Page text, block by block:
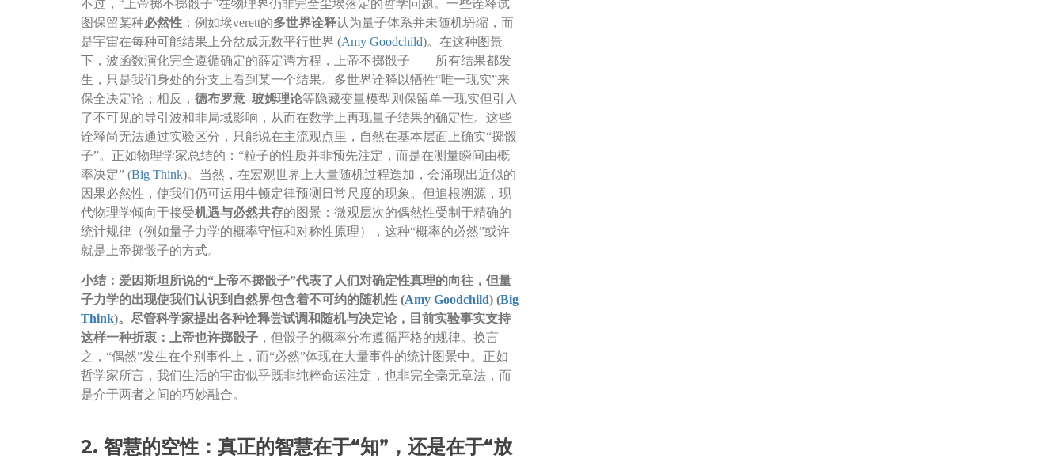
不过，“上帝掷不掷骰子”在物理界仍非完全尘埃落定的哲学问题。一些诠释试
图保留某种必然性 ：例如埃verett的多世界诠释认为量子体系并未随机坍缩，而
是宇宙在每种可能结果上分岔成无数平行世界 (Amy Goodchild)。在这种图景
下，波函数演化完全遵循确定的薛定谔方程，上帝不掷骰子——所有结果都发
生，只是我们身处的分支上看到某一个结果。多世界诠释以牺牲“唯一现实”来
保全决定论；相反， 德布罗意–玻姆理论等隐藏变量模型则保留单一现实但引入
了不可见的导引波和非局域影响，从而在数学上再现量子结果的确定性。这些
诠释尚无法通过实验区分，只能说在主流观点里，自然在基本层面上确实“掷骰
子”。正如物理学家总结的：“粒子的性质并非预先注定，而是在测量瞬间由概
率决定” (Big Think)。当然，在宏观世界上大量随机过程迭加，会涌现出近似的
因果必然性，使我们仍可运用牛顿定律预测日常尺度的现象。但追根溯源，现
代物理学倾向于接受机遇与必然共存的图景：微观层次的偶然性受制于精确的
统计规律（例如量子力学的概率守恒和对称性原理），这种“概率的必然”或许
就是上帝掷骰子的方式。
小结：爱因斯坦所说的“上帝不掷骰子”代表了人们对确定性真理的向往，但量
子力学的出现使我们认识到自然界包含着不可约的随机性 (Amy Goodchild) (Big
Think)。尽管科学家提出各种诠释尝试调和随机与决定论，目前实验事实支持
这样一种折衷：上帝也许掷骰子 ，但骰子的概率分布遵循严格的规律。换言
之，“偶然”发生在个别事件上，而“必然”体现在大量事件的统计图景中。正如
哲学家所言，我们生活的宇宙似乎既非纯粹命运注定，也非完全毫无章法，而
是介于两者之间的巧妙融合。
2. 智慧的空性：真正的智慧在于“知”，还是在于“放